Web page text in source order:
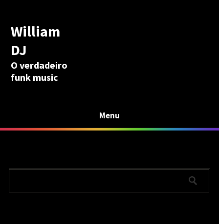
William
DJ
O verdadeiro
funk music
Menu